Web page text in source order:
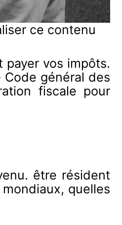
ce contenu
vos impôts.
général des
fiscale pour
être résident
quelles